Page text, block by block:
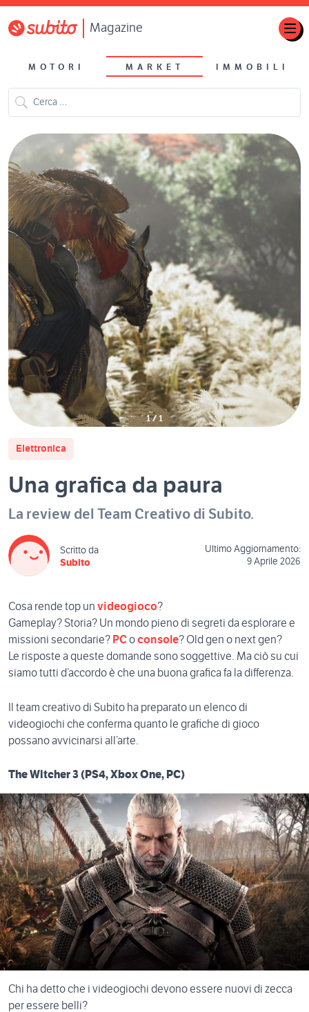
Magazine
MOTORI MARKET IMMOBILI
1 / 1
Elettronica
Una grafica da paura
La review del Team Creativo di Subito.
Scritto da
Subito
Ultimo Aggiornamento:
9 Aprile 2026
Cosa rende top un videogioco?
Gameplay? Storia? Un mondo pieno di segreti da esplorare e
missioni secondarie? PCoconsole? Old gen o next gen?
Le risposte a queste domande sono soggettive. Ma ciò su cui
siamo tutti d’accordo è che una buona grafica fa la differenza.
Il team creativo di Subito ha preparato un elenco di
videogiochi che conferma quanto le grafiche di gioco
possano avvicinarsi all’arte.
The Witcher 3 (PS4, Xbox One, PC)
Chi ha detto che i videogiochi devono essere nuovi di zecca
per essere belli?